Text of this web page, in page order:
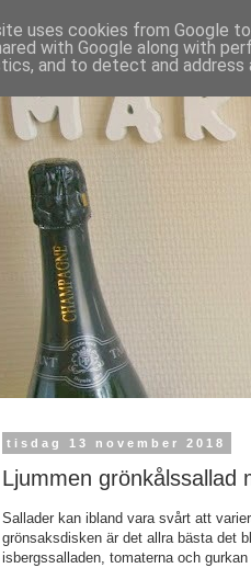
tisdag 13 november 2018
Ljummen grönkålssallad
Sallader kan ibland vara svårt att
grönsaksdisken är det allra bästa det
isbergssalladen, tomaterna och
uses cookies from Google
with Google along with
and to detect and address